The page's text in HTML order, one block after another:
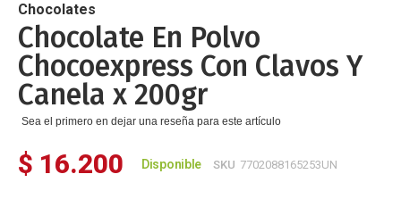
de
la
galería
de
imágenes
Chocolates
Chocolate En Polvo
Chocoexpress Con Clavos Y
Canela x 200gr
Sea el primero en dejar una reseña para este artículo
$ 16.200 Disponible SKU 7702088165253UN